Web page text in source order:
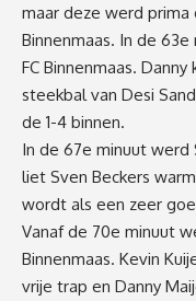
maar deze werd
Binnenmaas. In de
FC Binnenmaas.
steekbal van Desi
de 1-4 binnen.
In de 67e minuut werd
liet Sven Beckers
wordt als een zeer
Vanaf de 70e minuut
Binnenmaas. Kevin
vrije trap en Danny